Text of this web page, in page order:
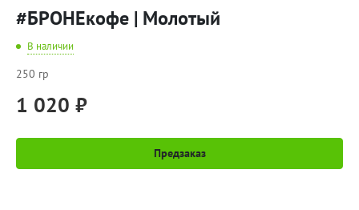
#БРОНЕкофе | Молотый
В наличии
250 гр
1 020 ₽
Предзаказ